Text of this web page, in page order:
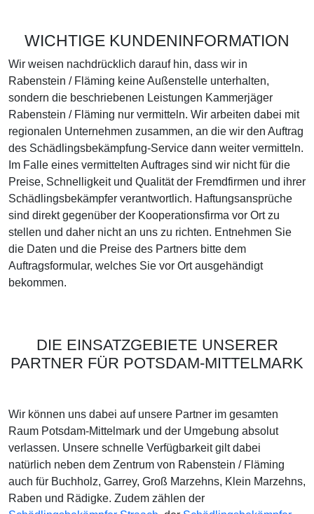
WICHTIGE KUNDENINFORMATION
Wir weisen nachdrücklich darauf hin, dass wir in
Rabenstein / Fläming keine Außenstelle unterhalten,
sondern die beschriebenen Leistungen Kammerjäger
Rabenstein / Fläming nur vermitteln. Wir arbeiten dabei mit
regionalen Unternehmen zusammen, an die wir den Auftrag
des Schädlingsbekämpfung-Service dann weiter vermitteln.
Im Falle eines vermittelten Auftrages sind wir nicht für die
Preise, Schnelligkeit und Qualität der Fremdfirmen und ihrer
Schädlingsbekämpfer verantwortlich. Haftungsansprüche
sind direkt gegenüber der Kooperationsfirma vor Ort zu
stellen und daher nicht an uns zu richten. Entnehmen Sie
die Daten und die Preise des Partners bitte dem
Auftragsformular, welches Sie vor Ort ausgehändigt
bekommen.
DIE EINSATZGEBIETE UNSERER
PARTNER FÜR POTSDAM-MITTELMARK
Wir können uns dabei auf unsere Partner im gesamten
Raum Potsdam-Mittelmark und der Umgebung absolut
verlassen. Unsere schnelle Verfügbarkeit gilt dabei
natürlich neben dem Zentrum von Rabenstein / Fläming
auch für Buchholz, Garrey, Groß Marzehns, Klein Marzehns,
Raben und Rädigke. Zudem zählen der